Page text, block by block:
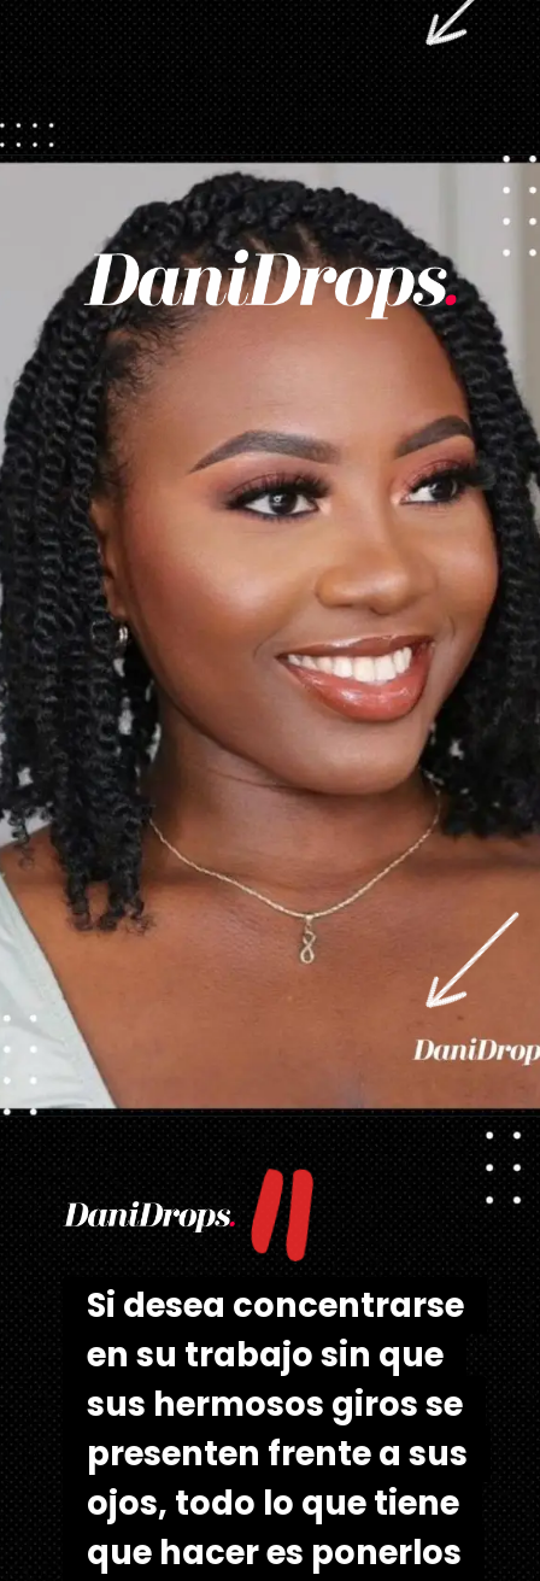
https://danidrops.com.br/es/tendencia-de-corte-de-pelo-para-cabello-rizado-de-mujer/
Abriendo... "
Si desea concentrarse
en su trabajo sin que
sus hermosos giros se
presenten frente a sus
ojos, todo lo que tiene
que hacer es ponerlos
Si desea concentrarse
en su trabajo sin que
sus hermosos giros se
presenten frente a sus
ojos, todo lo que tiene
que hacer es ponerlos